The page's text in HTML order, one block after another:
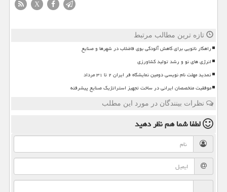
X
تازه ترین مطالب مرتبط
راهکار نانویی برای کاهش آلودگی بوی فاضلاب در شهرها و صنایع
انرژی های نو و رشد تولید کشاورزی
تمدید مهلت نام نویسی دومین نمایشگاه فر ایران ۲ تا ۳۱ مرداد
موفقیت متخصصان ایرانی در ساخت تجهیز استراتژیک صنایع پیشرفته
نظرات بینندگان در مورد این مطلب
لطفا شما همنظر دهید